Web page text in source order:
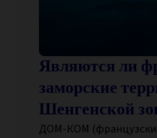
Являются ли
заморские
Шенгенской
ДОМ-КОМ